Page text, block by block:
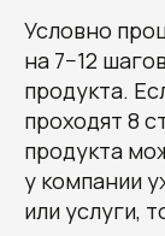
Условно
на 7−12
продукта.
проходят 8
продукта
у компании
или услуги,